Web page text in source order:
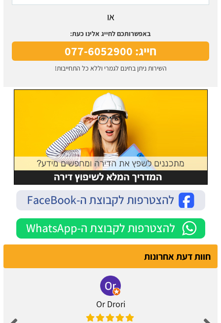
או
באפשרותכם לחייג אלינו כעת:
חייג: 077-6052900
השירות ניתן בחינם לגמרי וללא כל התחייבות!
חוות דעת אחרונות
Or Drori